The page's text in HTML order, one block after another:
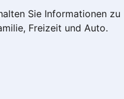
Sie Informationen zu
Freizeit und Auto.